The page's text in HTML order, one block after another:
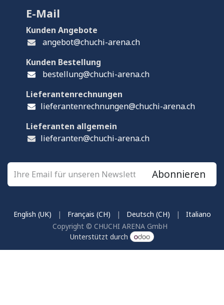
E-Mail
Kunden Angebote
angebot@chuchi-arena.ch
Kunden Bestellung
bestellung@chuchi-arena.ch
Lieferantenrechnungen
lieferantenrechnungen@chuchi-arena.ch
Lieferanten allgemein
lieferanten@chuchi-arena.ch
Abonnieren
Copyright © CHUCHI ARENA GmbH
English (UK) | Français (CH) | Deutsch (CH) | Italiano
Unterstützt durch